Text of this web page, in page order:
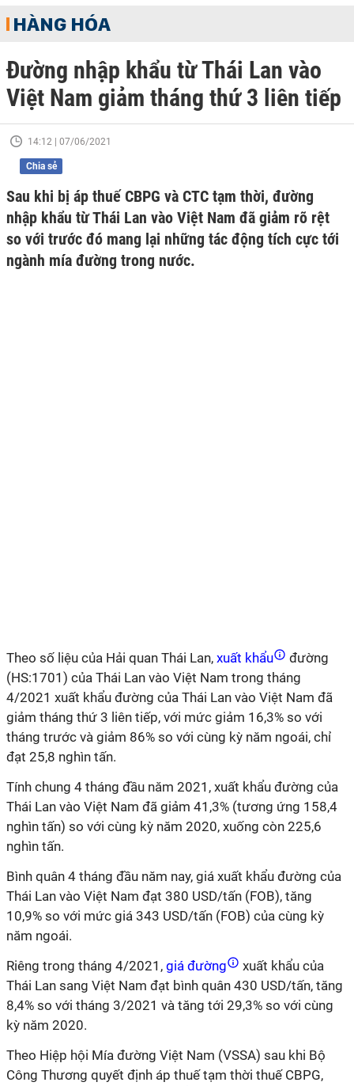
HÀNG HÓA
Đường nhập khẩu từ Thái Lan vào
Việt Nam giảm tháng thứ 3 liên tiếp
14:12 | 07/06/2021
Chia sẻ
Sau khi bị áp thuế CBPG và CTC tạm thời, đường
nhập khẩu từ Thái Lan vào Việt Nam đã giảm rõ rệt
so với trước đó mang lại những tác động tích cực tới
ngành mía đường trong nước.
Theo số liệu của Hải quan Thái Lan, xuất khẩu
đường
(HS:1701) của Thái Lan vào Việt Nam trong tháng
4/2021 xuất khẩu đường của Thái Lan vào Việt Nam đã
giảm tháng thứ 3 liên tiếp, với mức giảm 16,3% so với
tháng trước và giảm 86% so với cùng kỳ năm ngoái, chỉ
đạt 25,8 nghìn tấn.
Tính chung 4 tháng đầu năm 2021, xuất khẩu đường của
Thái Lan vào Việt Nam đã giảm 41,3% (tương ứng 158,4
nghìn tấn) so với cùng kỳ năm 2020, xuống còn 225,6
nghìn tấn.
Bình quân 4 tháng đầu năm nay, giá xuất khẩu đường của
Thái Lan vào Việt Nam đạt 380 USD/tấn (FOB), tăng
10,9% so với mức giá 343 USD/tấn (FOB) của cùng kỳ
năm ngoái.
Riêng trong tháng 4/2021, giá đường
xuất khẩu của
Thái Lan sang Việt Nam đạt bình quân 430 USD/tấn, tăng
8,4% so với tháng 3/2021 và tăng tới 29,3% so với cùng
kỳ năm 2020.
Theo Hiệp hội Mía đường Việt Nam (VSSA) sau khi Bộ
Công Thương quyết định áp thuế tạm thời thuế CBPG,